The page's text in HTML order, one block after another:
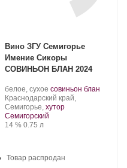
Вино ЗГУ Семигорье
Имение Сикоры
СОВИНЬОН БЛАН 2024
Производитель:
Имение
Сикоры.
белое, сухое .
Сорт
винограда:
совиньон блан.
Регион:
Краснодарский край,
Семигорье, хутор
Семигорский
Крепость
14 %. Объем
0.75 л
Товар распродан